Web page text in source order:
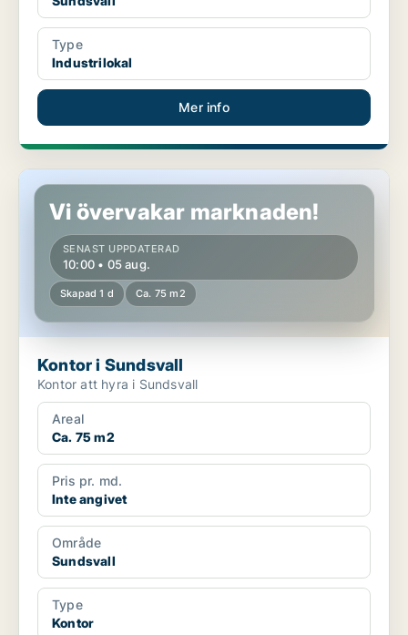
Type
Industrilokal
Mer info
Kontor i Sundsvall
Vi övervakar marknaden!
SENAST UPPDATERAD
10:00 • 05 aug.
Skapad 1 d Ca. 75 m2
Kontor i Sundsvall
Kontor att hyra i Sundsvall
Areal
Ca. 75 m2
Pris pr. md.
Inte angivet
Område
Sundsvall
Type
Kontor